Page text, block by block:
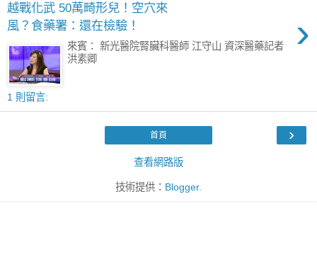
越戰化武 50萬畸形兒！空穴來
風？食藥署：還在檢驗！
›
來賓： 新光醫院腎臟科醫師 江守山 資深醫藥記者
洪素卿
1 則留言:
›
首頁
查看網路版
技術提供： Blogger.